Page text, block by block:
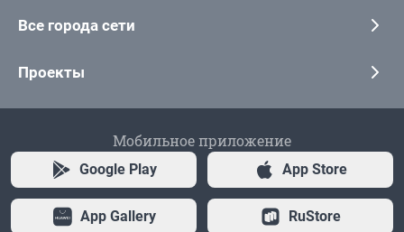
Все города сети
Проекты
Мобильное приложение
Google Play App Store
App Gallery RuStore